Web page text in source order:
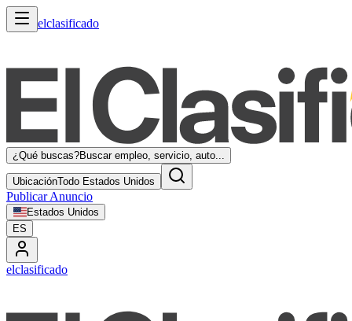
elclasificado
¿Qué buscas?Buscar empleo, servicio, auto...
UbicaciónTodo Estados Unidos
Publicar Anuncio
Estados Unidos
ES
elclasificado